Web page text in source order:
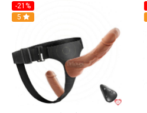
-21%
Hot
5